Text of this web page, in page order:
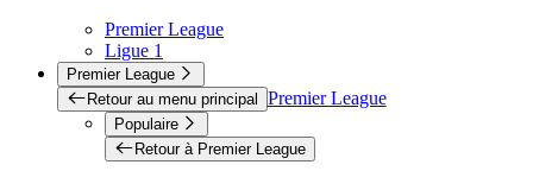
Premier League
Ligue 1
Premier League
Retour au menu principal Premier League
Populaire
Retour à Premier League